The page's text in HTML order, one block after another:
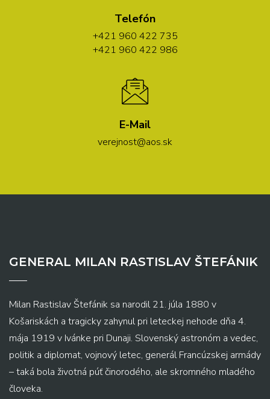
Telefón
+421 960 422 735
+421 960 422 986
E-Mail
verejnost@aos.sk
GENERAL MILAN RASTISLAV ŠTEFÁNIK
Milan Rastislav Štefánik sa narodil 21. júla 1880 v
Košariskách a tragicky zahynul pri leteckej nehode dňa 4.
mája 1919 v Ivánke pri Dunaji. Slovenský astronóm a vedec,
politik a diplomat, vojnový letec, generál Francúzskej armády
– taká bola životná púť činorodého, ale skromného mladého
človeka.